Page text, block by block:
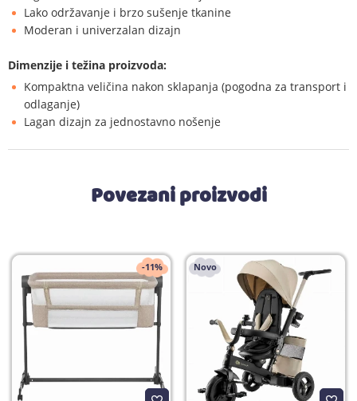
Lako održavanje i brzo sušenje tkanine
Moderan i univerzalan dizajn
Dimenzije i težina proizvoda:
Kompaktna veličina nakon sklapanja (pogodna za transport i
odlaganje)
Lagan dizajn za jednostavno nošenje
Povezani proizvodi
-11% Novo